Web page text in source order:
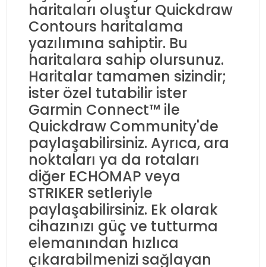
haritaları oluştur Quickdraw
Contours haritalama
yazılımına sahiptir. Bu
haritalara sahip olursunuz.
Haritalar tamamen sizindir;
ister özel tutabilir ister
Garmin Connect™ ile
Quickdraw Community'de
paylaşabilirsiniz. Ayrıca, ara
noktaları ya da rotaları
diğer ECHOMAP veya
STRIKER setleriyle
paylaşabilirsiniz. Ek olarak
cihazınızı güç ve tutturma
elemanından hızlıca
çıkarabilmenizi sağlayan